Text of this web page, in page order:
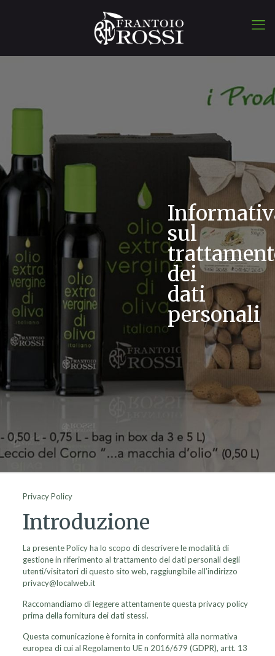
sul
dei
dati
personali
Privacy Policy
Introduzione
La presente Policy ha lo scopo di descrivere le modalità di
gestione in riferimento al trattamento dei dati personali degli
utenti/visitatori di questo sito web, raggiungibile all’indirizzo
privacy@localweb.it
Raccomandiamo di leggere attentamente questa privacy policy
prima della fornitura dei dati stessi.
Questa comunicazione è fornita in conformità alla normativa
europea di cui al Regolamento UE n 2016/679 (GDPR), artt. 13